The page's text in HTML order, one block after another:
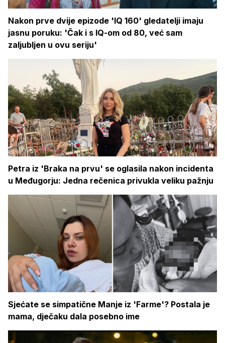
Nakon prve dvije epizode 'IQ 160' gledatelji imaju
jasnu poruku: 'Čak i s IQ-om od 80, već sam
zaljubljen u ovu seriju'
Petra iz 'Braka na prvu' se oglasila nakon incidenta
u Međugorju: Jedna rečenica privukla veliku pažnju
Sjećate se simpatične Manje iz 'Farme'? Postala je
mama, dječaku dala posebno ime